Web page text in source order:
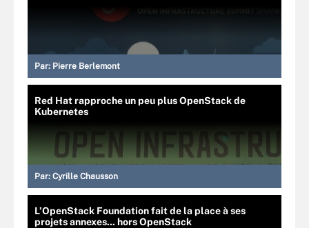
Par: Pierre Berlemont
Red Hat rapproche un peu plus OpenStack de
Kubernetes
Par: Cyrille Chausson
L’OpenStack Foundation fait de la place à ses
projets annexes... hors OpenStack